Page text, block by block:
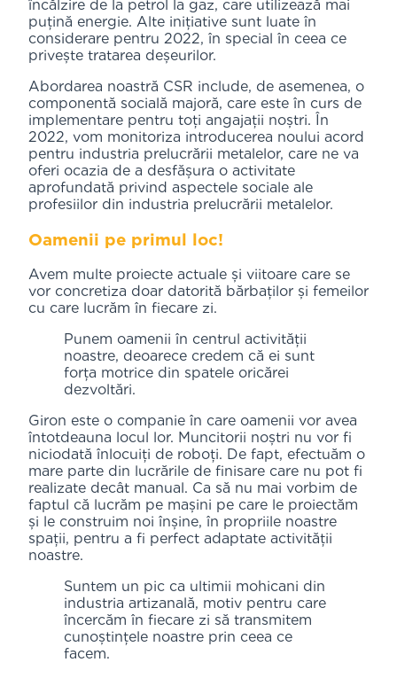
încălzire de la petrol la gaz, care utilizează mai
puțină energie. Alte inițiative sunt luate în
considerare pentru 2022, în special în ceea ce
privește tratarea deșeurilor.
Abordarea noastră CSR include, de asemenea, o
componentă socială majoră, care este în curs de
implementare pentru toți angajații noștri. În
2022, vom monitoriza introducerea noului acord
pentru industria prelucrării metalelor, care ne va
oferi ocazia de a desfășura o activitate
aprofundată privind aspectele sociale ale
profesiilor din industria prelucrării metalelor.
Oamenii pe primul loc!
Avem multe proiecte actuale și viitoare care se
vor concretiza doar datorită bărbaților și femeilor
cu care lucrăm în fiecare zi.
Punem oamenii în centrul activității
noastre, deoarece credem că ei sunt
forța motrice din spatele oricărei
dezvoltări.
Giron este o companie în care oamenii vor avea
întotdeauna locul lor. Muncitorii noștri nu vor fi
niciodată înlocuiți de roboți. De fapt, efectuăm o
mare parte din lucrările de finisare care nu pot fi
realizate decât manual. Ca să nu mai vorbim de
faptul că lucrăm pe mașini pe care le proiectăm
și le construim noi înșine, în propriile noastre
spații, pentru a fi perfect adaptate activității
noastre.
Suntem un pic ca ultimii mohicani din
industria artizanală, motiv pentru care
încercăm în fiecare zi să transmitem
cunoștințele noastre prin ceea ce
facem.